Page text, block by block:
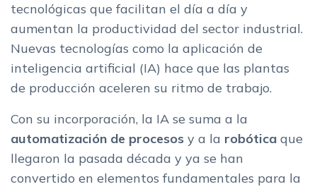
tecnológicas que facilitan el día a día y
aumentan la productividad del sector industrial.
Nuevas tecnologías como la aplicación de
inteligencia artificial (IA) hace que las plantas
de producción aceleren su ritmo de trabajo.
Con su incorporación, la IA se suma a la
automatización de procesos y a la robótica que
llegaron la pasada década y ya se han
convertido en elementos fundamentales para la